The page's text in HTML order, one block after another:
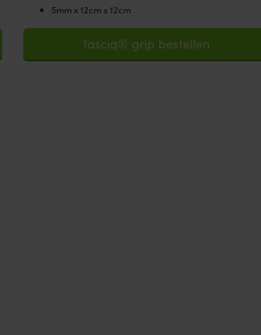
5mm x 12cm x 12cm
fasciq® grip bestellen